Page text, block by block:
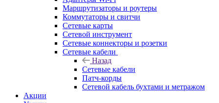
Маршрутизаторы и роутеры
Коммутаторы и свитчи
Сетевые карты
Сетевой инструмент
Сетевые коннекторы и розетки
Сетевые кабели
Назад
Сетевые кабели
Патч-корды
Сетевой кабель бухтами и метражом
Акции